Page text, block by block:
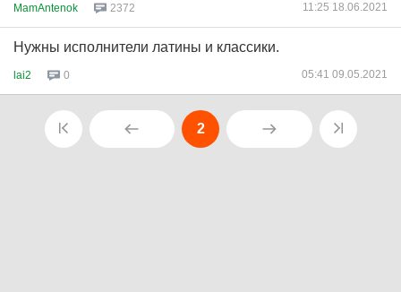
MamAntenok 2372 11:25 18.06.2021
Нужны исполнители латины и классики.
lai2 0 05:41 09.05.2021
2